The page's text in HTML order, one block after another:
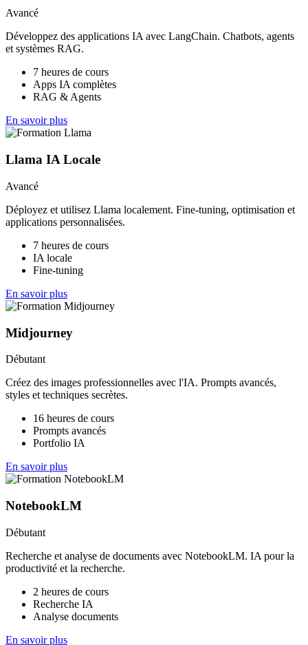
Avancé
Développez des applications IA avec LangChain. Chatbots, agents
et systèmes RAG.
7 heures de cours
Apps IA complètes
RAG & Agents
En savoir plus
Llama IA Locale
Avancé
Déployez et utilisez Llama localement. Fine-tuning, optimisation et
applications personnalisées.
7 heures de cours
IA locale
Fine-tuning
En savoir plus
Midjourney
Débutant
Créez des images professionnelles avec l'IA. Prompts avancés,
styles et techniques secrètes.
16 heures de cours
Prompts avancés
Portfolio IA
En savoir plus
NotebookLM
Débutant
Recherche et analyse de documents avec NotebookLM. IA pour la
productivité et la recherche.
2 heures de cours
Recherche IA
Analyse documents
En savoir plus